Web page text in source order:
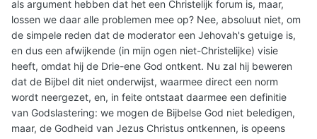
als argument hebben dat het een Christelijk forum is, maar,
lossen we daar alle problemen mee op? Nee, absoluut niet, om
de simpele reden dat de moderator een Jehovah's getuige is,
en dus een afwijkende (in mijn ogen niet-Christelijke) visie
heeft, omdat hij de Drie-ene God ontkent. Nu zal hij beweren
dat de Bijbel dit niet onderwijst, waarmee direct een norm
wordt neergezet, en, in feite ontstaat daarmee een definitie
van Godslastering: we mogen de Bijbelse God niet beledigen,
maar, de Godheid van Jezus Christus ontkennen, is opeens